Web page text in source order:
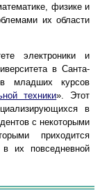
физике и
их области
электроники и
в Санта-
младших курсов
техники». Этот
в
с некоторыми
приходится
в их повседневной